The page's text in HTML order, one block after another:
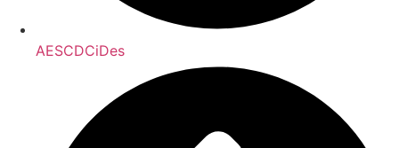
AESCDCiDes